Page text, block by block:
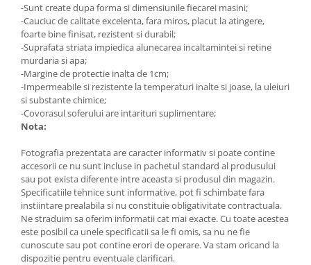
-Sunt create dupa forma si dimensiunile fiecarei masini;
-Cauciuc de calitate excelenta, fara miros, placut la atingere,
foarte bine finisat, rezistent si durabil;
-Suprafata striata impiedica alunecarea incaltamintei si retine
murdaria si apa;
-Margine de protectie inalta de 1cm;
-Impermeabile si rezistente la temperaturi inalte si joase, la uleiuri
si substante chimice;
-Covorasul soferului are intarituri suplimentare;
Nota:
Fotografia prezentata are caracter informativ si poate contine
accesorii ce nu sunt incluse in pachetul standard al produsului
sau pot exista diferente intre aceasta si produsul din magazin.
Specificatiile tehnice sunt informative, pot fi schimbate fara
instiintare prealabila si nu constituie obligativitate contractuala.
Ne straduim sa oferim informatii cat mai exacte. Cu toate acestea
este posibil ca unele specificatii sa le fi omis, sa nu ne fie
cunoscute sau pot contine erori de operare. Va stam oricand la
dispozitie pentru eventuale clarificari.